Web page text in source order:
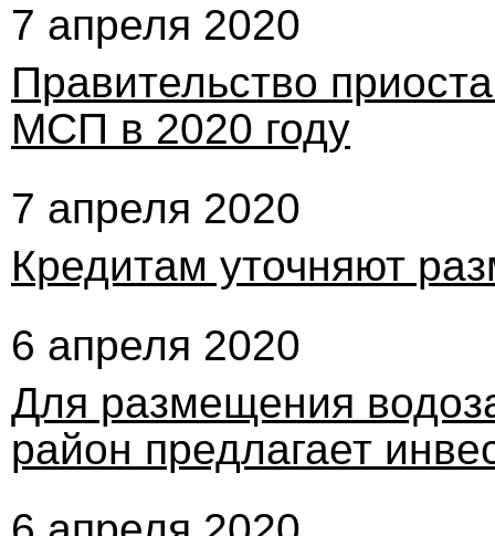
7 апреля 2020
Правительство
МСП в 2020 году
7 апреля 2020
Кредитам уточняют
6 апреля 2020
Для размещения
район предлагает